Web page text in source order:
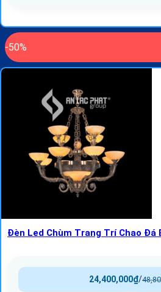
-50%
Đèn Led Chùm Trang Trí Chao Đá
/
24,400,000₫